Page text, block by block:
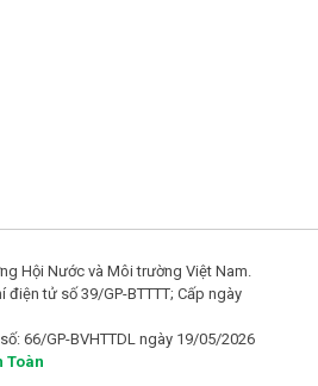
Hội Nước và Môi trường Việt Nam.
tử số 39/GP-BTTTT; Cấp ngày
66/GP-BVHTTDL ngày 19/05/2026
Toàn